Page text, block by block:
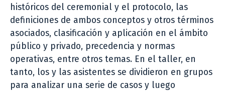
históricos del ceremonial y el protocolo, las
definiciones de ambos conceptos y otros términos
asociados, clasificación y aplicación en el ámbito
público y privado, precedencia y normas
operativas, entre otros temas. En el taller, en
tanto, los y las asistentes se dividieron en grupos
para analizar una serie de casos y luego